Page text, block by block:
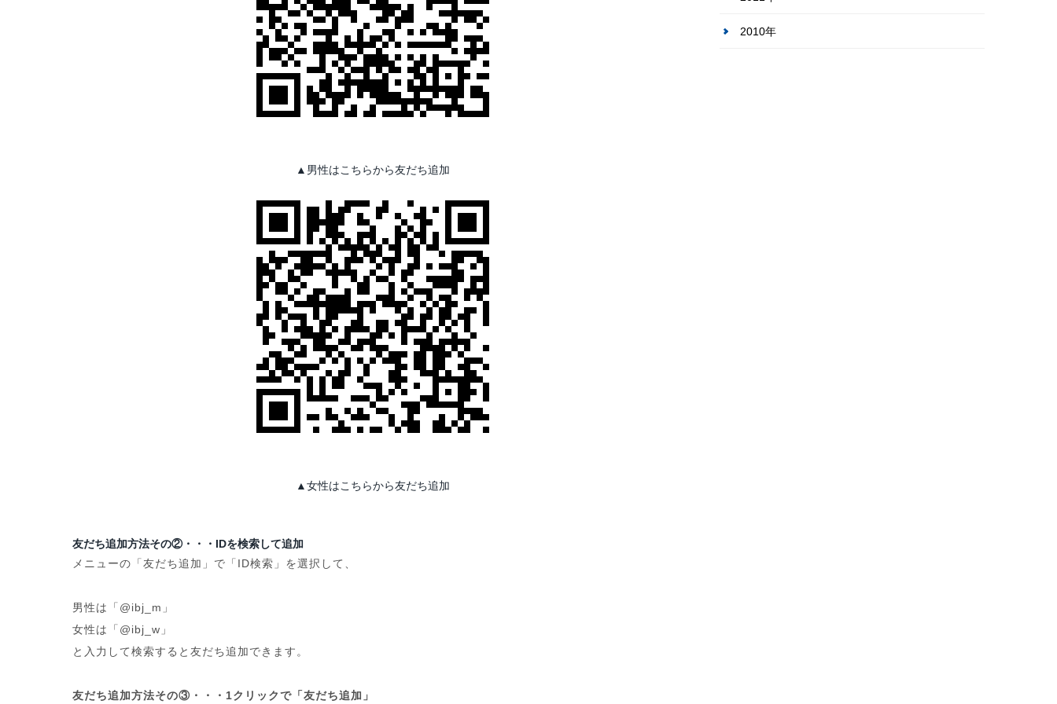
▲男性はこちらから友だち追加
▲女性はこちらから友だち追加
友だち追加方法その②・・・IDを検索して追加
メニューの「友だち追加」で「ID検索」を選択して、
男性は「@ibj_m」
女性は「@ibj_w」
と入力して検索すると友だち追加できます。
友だち追加方法その③・・・1クリックで「友だち追加」
2010年